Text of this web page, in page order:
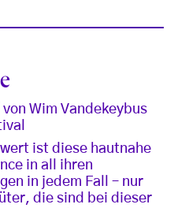
Wim Vandekeybus
ist diese hautnahe
in all ihren
in jedem Fall – nur
die sind bei dieser